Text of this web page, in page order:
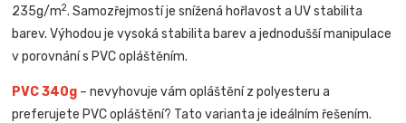
235g/m2. Samozřejmostí je snížená hořlavost a UV stabilita
barev. Výhodou je vysoká stabilita barev a jednodušší manipulace
v porovnání s PVC opláštěním.
PVC 340g – nevyhovuje vám opláštění z polyesteru a
preferujete PVC opláštění? Tato varianta je ideálním řešením.